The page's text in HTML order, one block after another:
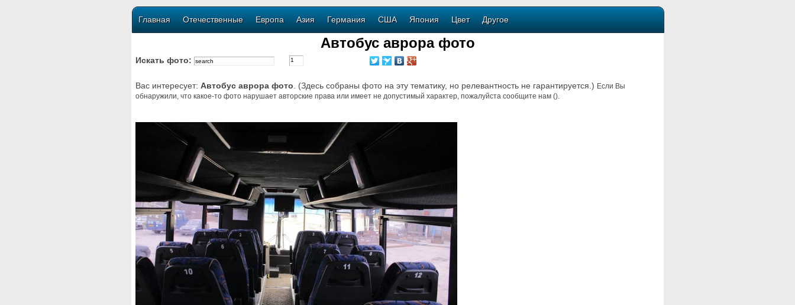
Главная Отечественные Европа Азия Германия США Япония Цвет Другое
Автобус аврора фото
Искать фото:
Вас интересует: Автобус аврора фото . (Здесь собраны фото на эту тематику, но релевантность не гарантируется.) Если Вы
обнаружили, что какое-то фото нарушает авторские права или имеет не допустимый характер, пожалуйста сообщите нам ().